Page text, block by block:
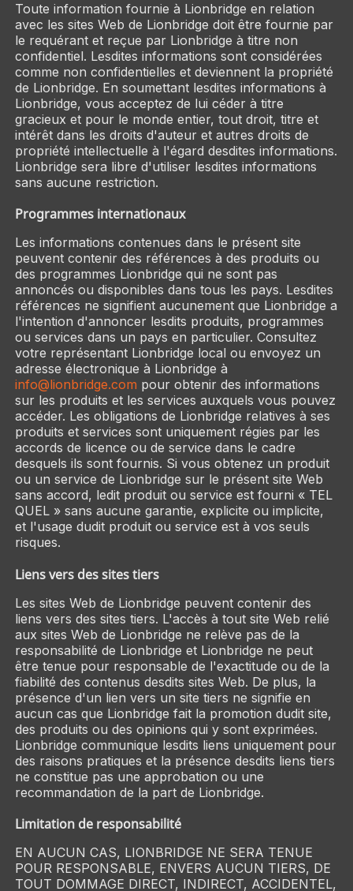
Toute information fournie à Lionbridge en relation
avec les sites Web de Lionbridge doit être fournie par
le requérant et reçue par Lionbridge à titre non
confidentiel. Lesdites informations sont considérées
comme non confidentielles et deviennent la propriété
de Lionbridge. En soumettant lesdites informations à
Lionbridge, vous acceptez de lui céder à titre
gracieux et pour le monde entier, tout droit, titre et
intérêt dans les droits d'auteur et autres droits de
propriété intellectuelle à l'égard desdites informations.
Lionbridge sera libre d'utiliser lesdites informations
sans aucune restriction.
Programmes internationaux
Les informations contenues dans le présent site
peuvent contenir des références à des produits ou
des programmes Lionbridge qui ne sont pas
annoncés ou disponibles dans tous les pays. Lesdites
références ne signifient aucunement que Lionbridge a
l'intention d'annoncer lesdits produits, programmes
ou services dans un pays en particulier. Consultez
votre représentant Lionbridge local ou envoyez un
adresse électronique à Lionbridge à
info@lionbridge.com pour obtenir des informations
sur les produits et les services auxquels vous pouvez
accéder. Les obligations de Lionbridge relatives à ses
produits et services sont uniquement régies par les
accords de licence ou de service dans le cadre
desquels ils sont fournis. Si vous obtenez un produit
ou un service de Lionbridge sur le présent site Web
sans accord, ledit produit ou service est fourni « TEL
QUEL » sans aucune garantie, explicite ou implicite,
et l'usage dudit produit ou service est à vos seuls
risques.
Liens vers des sites tiers
Les sites Web de Lionbridge peuvent contenir des
liens vers des sites tiers. L'accès à tout site Web relié
aux sites Web de Lionbridge ne relève pas de la
responsabilité de Lionbridge et Lionbridge ne peut
être tenue pour responsable de l'exactitude ou de la
fiabilité des contenus desdits sites Web. De plus, la
présence d'un lien vers un site tiers ne signifie en
aucun cas que Lionbridge fait la promotion dudit site,
des produits ou des opinions qui y sont exprimées.
Lionbridge communique lesdits liens uniquement pour
des raisons pratiques et la présence desdits liens tiers
ne constitue pas une approbation ou une
recommandation de la part de Lionbridge.
Limitation de responsabilité
EN AUCUN CAS, LIONBRIDGE NE SERA TENUE
POUR RESPONSABLE, ENVERS AUCUN TIERS, DE
TOUT DOMMAGE DIRECT, INDIRECT, ACCIDENTEL,